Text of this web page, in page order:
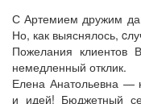
С Артемием дружим
Но, как выяснялось,
Пожелания клиентов
немедленный отклик.
Елена Анатольевна —
и идей! Бюджетный